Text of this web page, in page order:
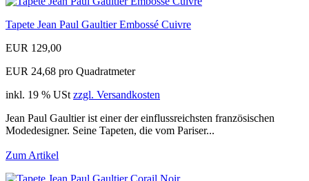
Tapete Jean Paul Gaultier Embossé Cuivre
EUR 129,00
EUR 24,68 pro Quadratmeter
inkl. 19 % USt zzgl. Versandkosten
Jean Paul Gaultier ist einer der einflussreichsten französischen
Modedesigner. Seine Tapeten, die vom Pariser...
Zum Artikel